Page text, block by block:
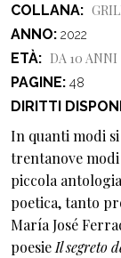
COLLANA
ANNO 2022
ETÀ
DA 10 ANNI
PAGINE 48
DIRITTI
In quanti modi
trentanove
piccola
poetica, tanto
María José
poesieIl segreto